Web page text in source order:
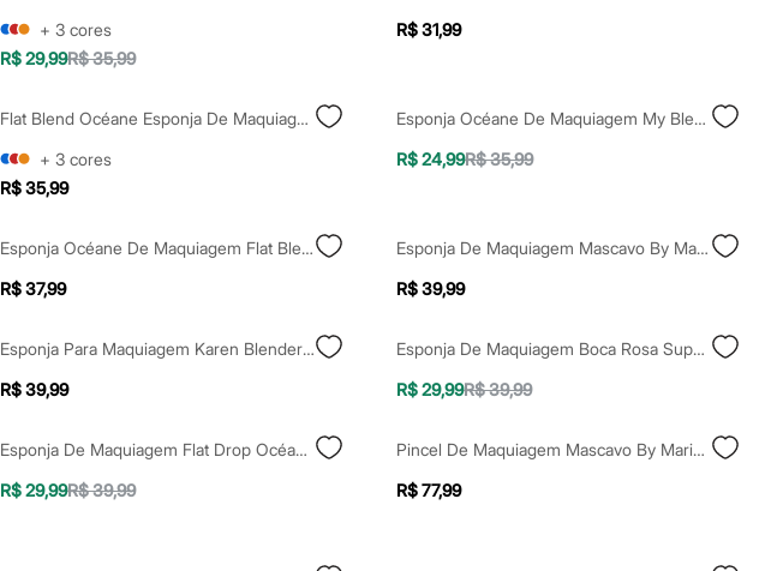
+ 3 cores
R$ 29,99R$ 35,99
R$ 31,99
Flat Blend Océane Esponja De Maquiagem Verde
+ 3 cores
R$ 35,99
Esponja Océane De Maquiagem My Blend
R$ 24,99R$ 35,99
Esponja Océane De Maquiagem Flat Blend Rosa
R$ 37,99
Esponja De Maquiagem Mascavo By Mariana Saad Pro Blender Dual Tip
R$ 39,99
Esponja Para Maquiagem Karen Blender By Karen Bachini
R$ 39,99
Esponja De Maquiagem Boca Rosa Super Macia
R$ 29,99R$ 39,99
Esponja De Maquiagem Flat Drop Océane Preto Único
R$ 29,99R$ 39,99
Pincel De Maquiagem Mascavo By Mariana Saad Pro Series 03
R$ 77,99